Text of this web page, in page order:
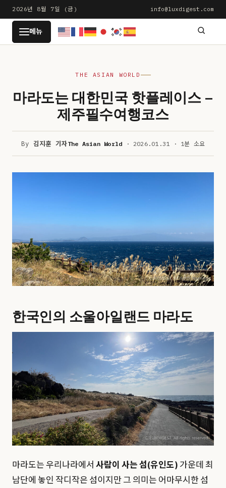
문
로
2026년 8월 7일 (금) info@luxdigest.com
LUXDIGEST
메뉴
THE ASIAN WORLD
마라도는 대한민국 핫플레이스 –
제주필수여행코스
By 김지훈 기자The Asian World · 2026.01.31 · 1분 소요
한국인의 소울아일랜드 마라도
마라도는 우리나라에서 사람이 사는 섬(유인도) 가운데 최
남단에 놓인 작디작은 섬이지만 그 의미는 어마무시한 섬